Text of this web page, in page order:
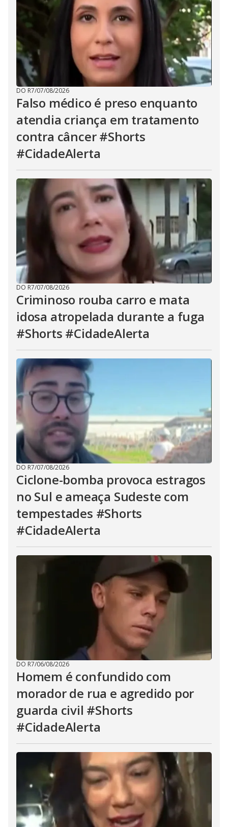
DO R7/07/08/2026
Falso médico é preso enquanto
atendia criança em tratamento
contra câncer #Shorts
#CidadeAlerta
DO R7/07/08/2026
Criminoso rouba carro e mata
idosa atropelada durante a fuga
#Shorts #CidadeAlerta
DO R7/07/08/2026
Ciclone-bomba provoca estragos
no Sul e ameaça Sudeste com
tempestades #Shorts
#CidadeAlerta
DO R7/06/08/2026
Homem é confundido com
morador de rua e agredido por
guarda civil #Shorts
#CidadeAlerta